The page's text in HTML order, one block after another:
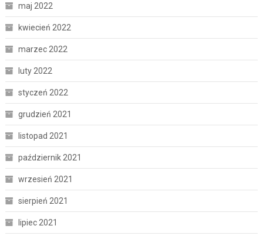
maj 2022
kwiecień 2022
marzec 2022
luty 2022
styczeń 2022
grudzień 2021
listopad 2021
październik 2021
wrzesień 2021
sierpień 2021
lipiec 2021